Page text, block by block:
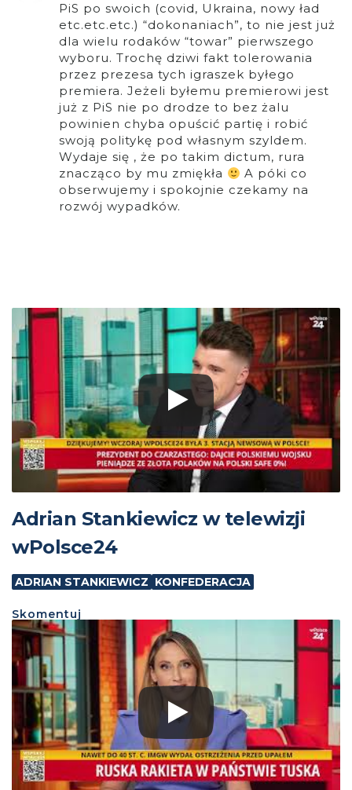
PiS po swoich (covid, Ukraina, nowy ład
etc.etc.etc.) “dokonaniach”, to nie jest już
dla wielu rodaków “towar” pierwszego
wyboru. Trochę dziwi fakt tolerowania
przez prezesa tych igraszek byłego
premiera. Jeżeli byłemu premierowi jest
już z PiS nie po drodze to bez żalu
powinien chyba opuścić partię i robić
swoją politykę pod własnym szyldem.
Wydaje się , że po takim dictum, rura
znacząco by mu zmiękła
A póki co
obserwujemy i spokojnie czekamy na
rozwój wypadków.
Adrian Stankiewicz w telewizji
wPolsce24
ADRIAN STANKIEWICZ KONFEDERACJA
Skomentuj